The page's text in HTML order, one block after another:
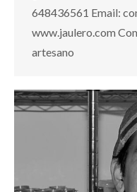
648436561 Email:
www.jaulero.com
artesano